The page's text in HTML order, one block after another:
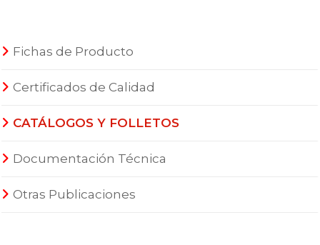
Fichas de Producto
Certificados de Calidad
CATÁLOGOS Y FOLLETOS
Documentación Técnica
Otras Publicaciones